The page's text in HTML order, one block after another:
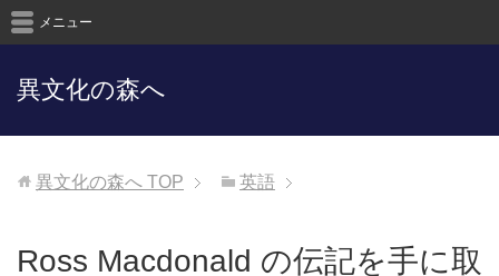
異文化の森へ
メニュー
異文化の森へ TOP 英語
Ross Macdonald の伝記を手に取